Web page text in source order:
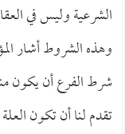
الشرعية وليس في
وهذه الشروط أشار
شرط الفرع أن يكون
تقدم لنا أن تكون